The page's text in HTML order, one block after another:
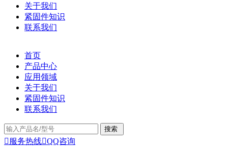
关于我们
紧固件知识
联系我们
首页
产品中心
应用领域
关于我们
紧固件知识
联系我们
 服务热线QQ咨询